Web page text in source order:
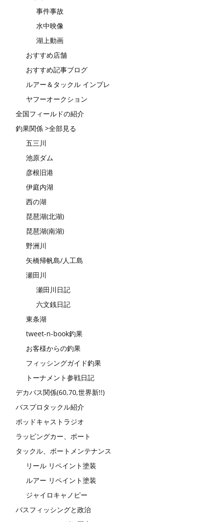
事件事故
水中映像
湖上動画
おすすめ店舗
おすすめ記事ブログ
ルアー＆タックル インプレ
ヤフーオークション
全国フィールドの紹介
釣果関係 >全部見る
五三川
池原ダム
彦根旧港
伊庭内湖
西の湖
琵琶湖(北湖)
琵琶湖(南湖)
野洲川
矢橋帰帆島/人工島
瀬田川
瀬田川日記
六文銭日記
東条湖
tweet-n-book釣果
お客様からの釣果
フィッシングガイド釣果
トーナメント参戦日記
デカバス関係(60,70,世界新!!)
バスプロタックル紹介
ポッドキャストラジオ
ラッピングカー、ボート
タックル、ボートメンテナンス
リール リペイント塗装
ルアー リペイント塗装
ジャイロキャノピー
バスフィッシングと政治